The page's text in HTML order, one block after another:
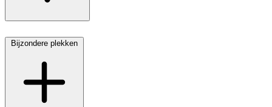
Bijzondere plekken